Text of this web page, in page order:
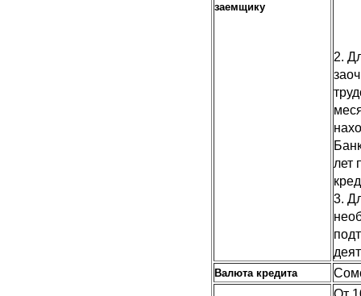
заемщику
2.
лет
3.
Валюта кредита